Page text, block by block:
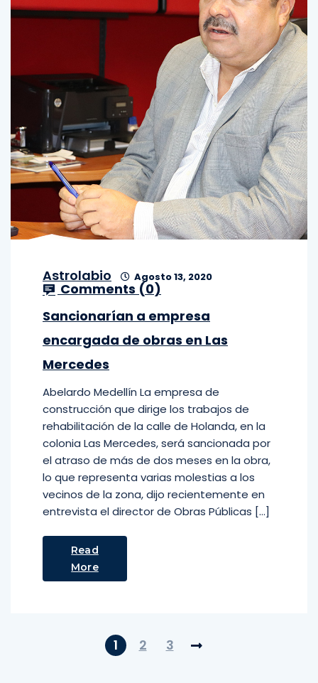
Astrolabio Agosto 13, 2020
Comments (0)
Sancionarían a empresa
encargada de obras en Las
Mercedes
Abelardo Medellín La empresa de
construcción que dirige los trabajos de
rehabilitación de la calle de Holanda, en la
colonia Las Mercedes, será sancionada por
el atraso de más de dos meses en la obra,
lo que representa varias molestias a los
vecinos de la zona, dijo recientemente en
entrevista el director de Obras Públicas […]
Read
More
1 2 3